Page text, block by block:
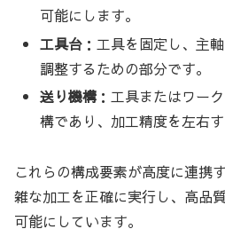
可能にします。
工具台 ：工具を固定し、主
調整するための部分です。
送り機構 ：工具またはワー
構であり、加工精度を左右
これらの構成要素が高度に連携
雑な加工を正確に実行し、高品
可能にしています。